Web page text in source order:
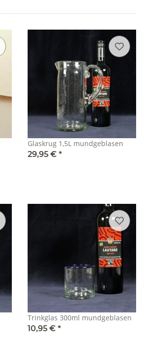
Glaskrug 1,5L mundgeblasen
29,95 € *
Trinkglas 300ml mundgeblasen
10,95 € *